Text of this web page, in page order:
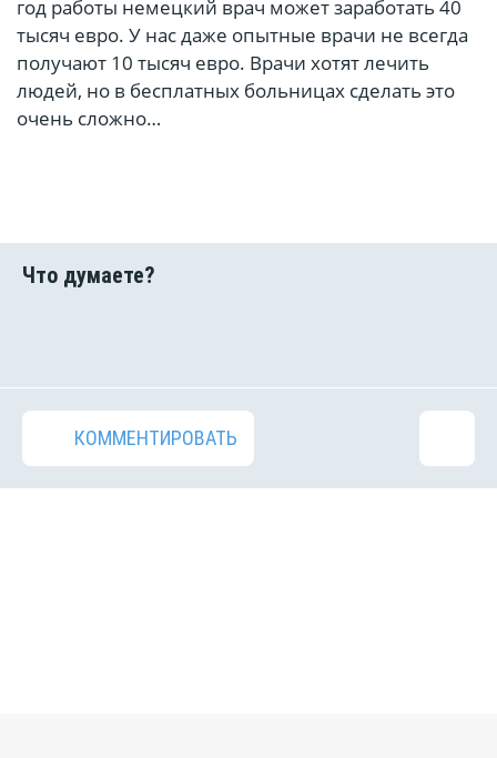
год работы немецкий врач может заработать 40
тысяч евро. У нас даже опытные врачи не всегда
получают 10 тысяч евро. Врачи хотят лечить
людей, но в бесплатных больницах сделать это
очень сложно…
КОММЕНТИРОВАТЬ